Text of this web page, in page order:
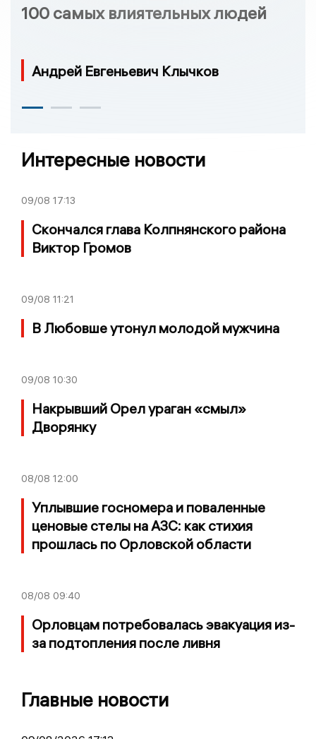
100 самых влиятельных людей
Андрей Евгеньевич Клычков
Интересные новости
09/08 17:13
Скончался глава Колпнянского района
Виктор Громов
09/08 11:21
В Любовше утонул молодой мужчина
09/08 10:30
Накрывший Орел ураган «смыл»
Дворянку
08/08 12:00
Уплывшие госномера и поваленные
ценовые стелы на АЗС: как стихия
прошлась по Орловской области
08/08 09:40
Орловцам потребовалась эвакуация из-
за подтопления после ливня
Главные новости